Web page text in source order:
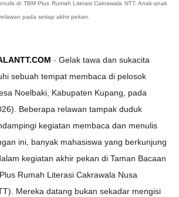
di TBM Plus Rumah Literasi Cakrawala NTT. Anak-anak
pada setiap akhir pekan.
- Gelak tawa dan sukacita
sebuah tempat membaca di pelosok
Noelbaki, Kabupaten Kupang, pada
Beberapa relawan tampak duduk
kegiatan membaca dan menulis
ini, banyak mahasiswa yang berkunjung
kegiatan akhir pekan di Taman Bacaan
Rumah Literasi Cakrawala Nusa
Mereka datang bukan sekadar mengisi